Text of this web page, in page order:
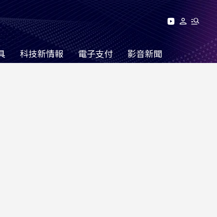
科技新情報 電子支付 影音新聞